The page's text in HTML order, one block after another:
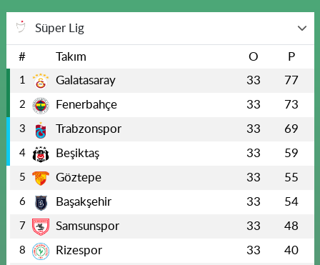
Süper Lig
# Takım O P
1 Galatasaray 33 77
2 Fenerbahçe 33 73
3 Trabzonspor 33 69
4 Beşiktaş 33 59
5 Göztepe 33 55
6 Başakşehir 33 54
7 Samsunspor 33 48
8 Rizespor 33 40